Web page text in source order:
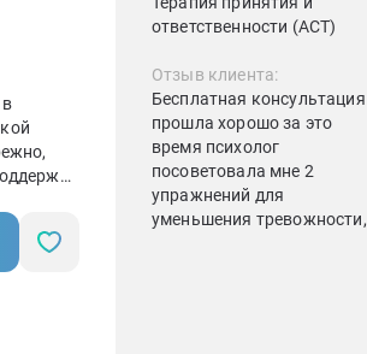
ответственности (АСТ)
Отзыв клиента:
Бесплатная консультация
прошла хорошо за это
время психолог
посоветовала мне 2
упражнений для
уменьшения тревожности,